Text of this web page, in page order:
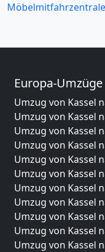
Möbelmitfahrzentrale
Europa-Umzüge
Umzug von Kassel
Umzug von Kassel
Umzug von Kassel
Umzug von Kassel
Umzug von Kassel
Umzug von Kassel
Umzug von Kassel
Umzug von Kassel
Umzug von Kassel
Umzug von Kassel
Umzug von Kassel